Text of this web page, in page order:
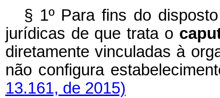
§ 1º Para fins do
jurídicas de que trata o
diretamente vinculadas à
não configura
13.161, de 2015)